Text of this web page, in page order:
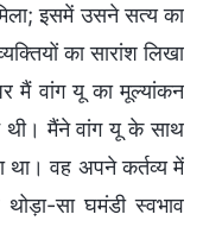
इसमें उसने सत्य का
का सारांश लिखा
मैं वांग यू का मूल्यांकन
थी। मैंने वांग यू के साथ
था। वह अपने कर्तव्य में
सा घमंडी स्वभाव